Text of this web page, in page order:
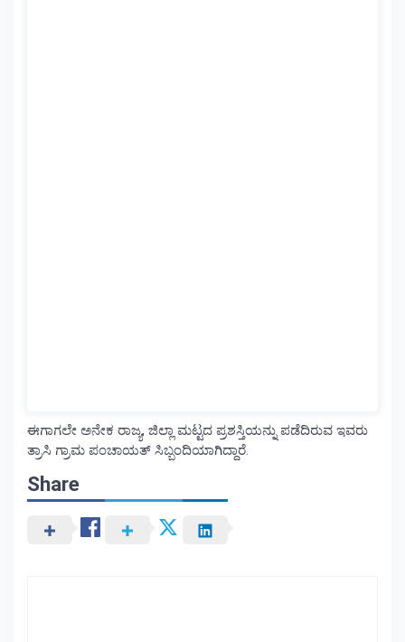
ಈಗಾಗಲೇ ಅನೇಕ ರಾಜ್ಯ, ಜಿಲ್ಲಾ ಮಟ್ಟದ ಪ್ರಶಸ್ತಿಯನ್ನು ಪಡೆದಿರುವ ಇವರು
ತ್ರಾಸಿ ಗ್ರಾಮ ಪಂಚಾಯತ್ ಸಿಬ್ಬಂದಿಯಾಗಿದ್ದಾರೆ.
Share